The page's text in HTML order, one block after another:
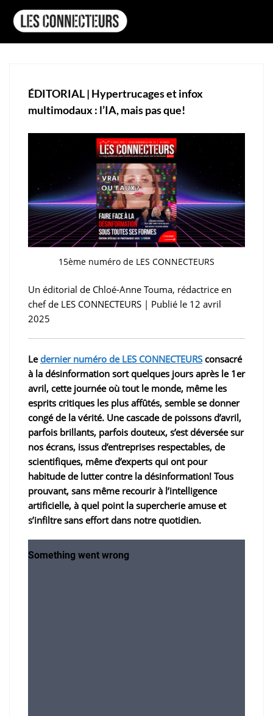
ÉDITORIAL | Hypertrucages et infox
multimodaux : l’IA, mais pas que!
15ème numéro de LES CONNECTEURS
Un éditorial de Chloé-Anne Touma, rédactrice en
chef de LES CONNECTEURS | Publié le 12 avril
2025
Ledernier numéro de LES CONNECTEURS consacré
à la désinformation sort quelques jours après le 1er
avril, cette journée où tout le monde, même les
esprits critiques les plus affûtés, semble se donner
congé de la vérité. Une cascade de poissons d’avril,
parfois brillants, parfois douteux, s’est déversée sur
nos écrans, issus d’entreprises respectables, de
scientifiques, même d’experts qui ont pour
habitude de lutter contre la désinformation! Tous
prouvant, sans même recourir à l’intelligence
artificielle, à quel point la supercherie amuse et
s’infiltre sans effort dans notre quotidien.